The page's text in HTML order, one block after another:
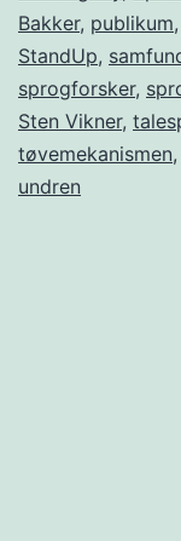
Bakker, publikum,
StandUp,
sprogforsker,
Sten Vikner,
tøvemekanismen,
undren